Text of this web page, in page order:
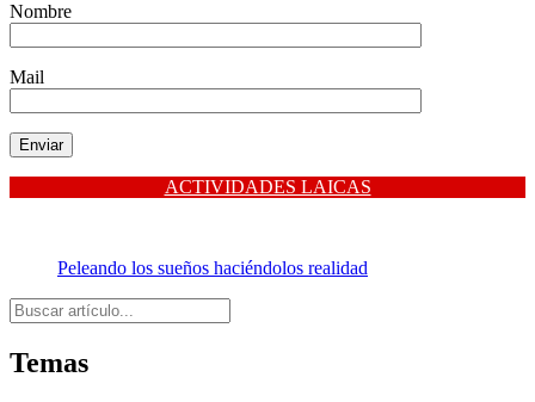
Nombre
Mail
ACTIVIDADES LAICAS
Peleando los sueños haciéndolos realidad
Buscar
Temas